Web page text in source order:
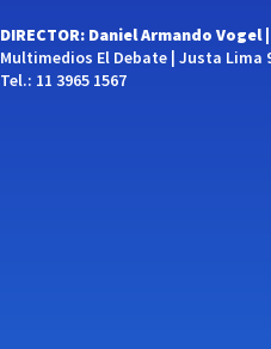
DIRECTOR: Daniel Armando Vogel |
Multimedios El Debate | Justa Lima
Tel.: 11 3965 1567